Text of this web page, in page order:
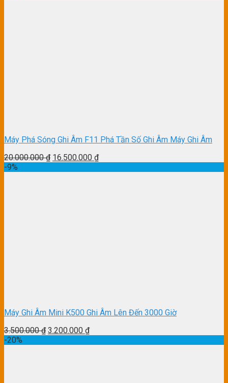
Máy Phá Sóng Ghi Âm F11 Phá Tần Số Ghi Âm Máy Ghi Âm
20.000.000₫ 16.500.000 ₫
-9%
Máy Ghi Âm Mini K500 Ghi Âm Lên Đến 3000 Giờ
3.500.000₫ 3.200.000 ₫
-20%